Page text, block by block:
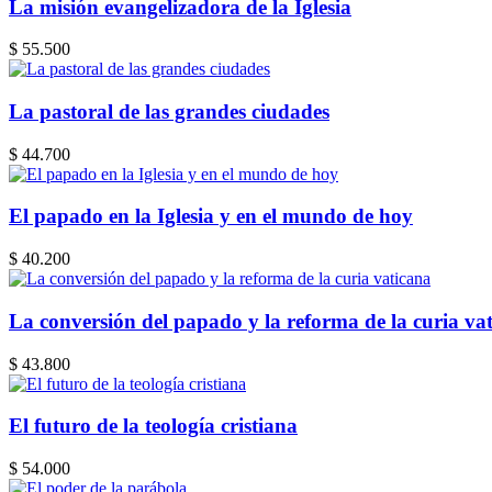
La misión evangelizadora de la Iglesia
$ 55.500
La pastoral de las grandes ciudades
$ 44.700
El papado en la Iglesia y en el mundo de hoy
$ 40.200
La conversión del papado y la reforma de la curia
$ 43.800
El futuro de la teología cristiana
$ 54.000